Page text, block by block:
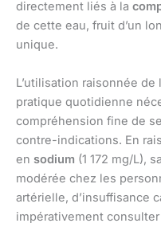
directement liés à la
de cette eau, fruit d’un
unique.
L’utilisation raisonnée de
pratique quotidienne
compréhension fine de
contre-indications. En
en sodium (1 172 mg/L),
modérée chez les
artérielle, d’insuffisance
impérativement